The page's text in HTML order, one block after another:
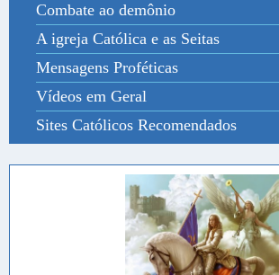
Combate ao demônio
A igreja Católica e as Seitas
Mensagens Proféticas
Vídeos em Geral
Sites Católicos Recomendados